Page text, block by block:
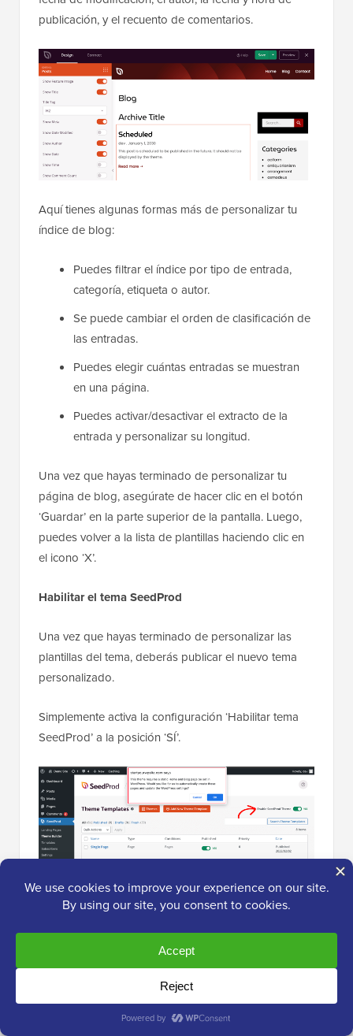
publicación, y el recuento de comentarios.
Aquí tienes algunas formas más de personalizar tu
índice de blog:
Puedes filtrar el índice por tipo de entrada,
categoría, etiqueta o autor.
Se puede cambiar el orden de clasificación de
las entradas.
Puedes elegir cuántas entradas se muestran
en una página.
Puedes activar/desactivar el extracto de la
entrada y personalizar su longitud.
Una vez que hayas terminado de personalizar tu
página de blog, asegúrate de hacer clic en el botón
‘Guardar’ en la parte superior de la pantalla. Luego,
puedes volver a la lista de plantillas haciendo clic en
el icono ‘X’.
Habilitar el tema SeedProd
Una vez que hayas terminado de personalizar las
plantillas del tema, deberás publicar el nuevo tema
personalizado.
Simplemente activa la configuración ‘Habilitar tema
SeedProd’ a la posición ‘SÍ’.
Verás inmediatamente una notificación de que la
configuración de la página de Inicio y Blog de
WordPress necesita ser cambiada. Cuando hagas clic
en el botón ‘OK’, esta configuración se cambiará por